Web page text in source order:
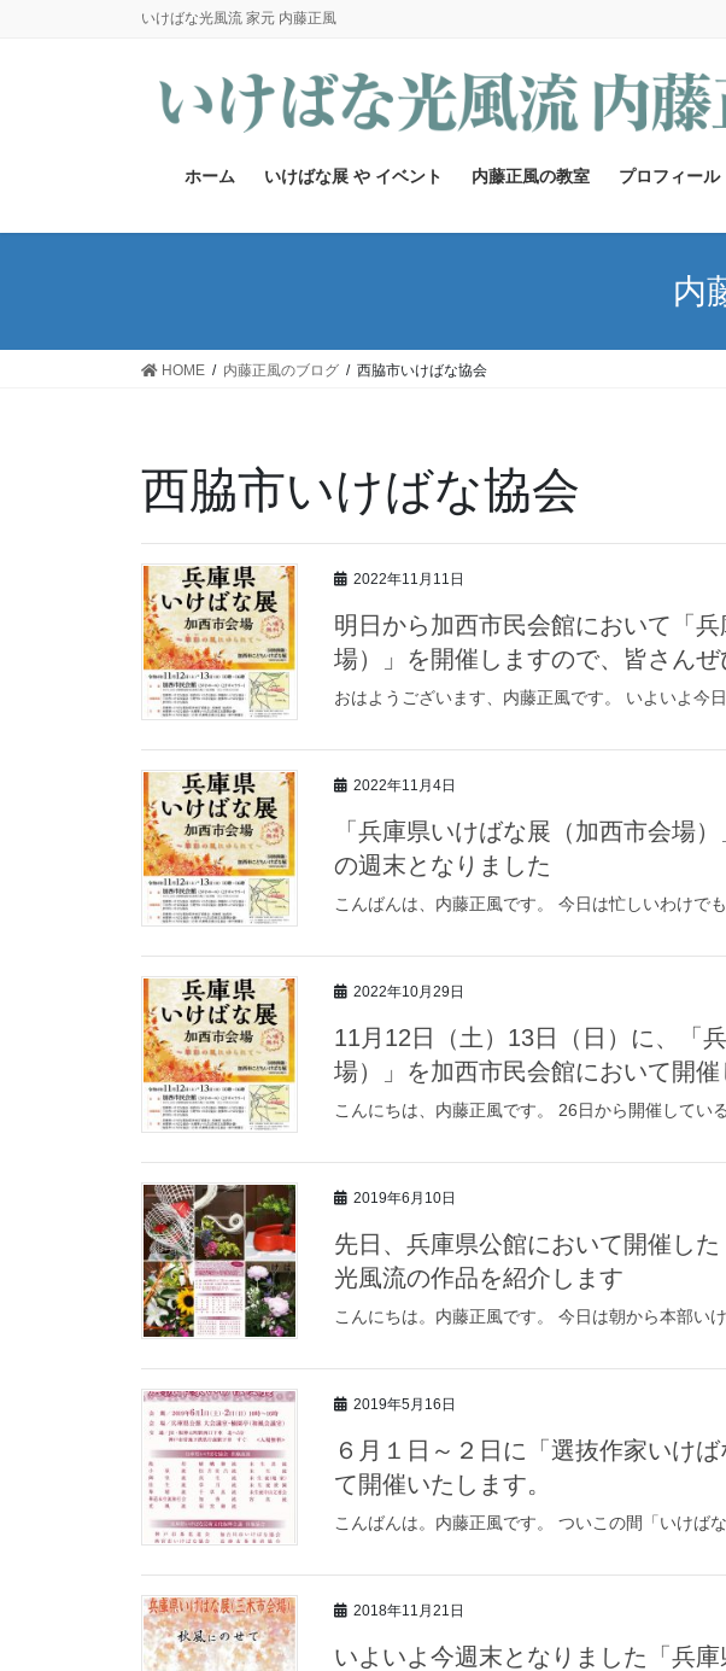
いけばな光風流 家元 内藤正風
ホーム いけばな展 や イベント 内藤正風の教室 プロフィール
内
HOME 内藤正風のブログ 西脇市いけばな協会
西脇市いけばな協会
2022年11月11日
明日から加西市民会館において「
場）」を開催しますので、皆さん
おはようございます、内藤正風です。 いよいよ今
2022年11月4日
「兵庫県いけばな展（加西市会場
の週末となりました
こんばんは、内藤正風です。 今日は忙しいわけで
2022年10月29日
11月12日（土）13日（日）に、「
場）」を加西市民会館において開催
こんにちは、内藤正風です。 26日から開催してい
2019年6月10日
先日、兵庫県公館において開催し
光風流の作品を紹介します
こんにちは。内藤正風です。 今日は朝から本部い
2019年5月16日
６月１日～２日に「選抜作家いけ
て開催いたします。
こんばんは。内藤正風です。 ついこの間「いけば
2018年11月21日
いよいよ今週末となりました「兵